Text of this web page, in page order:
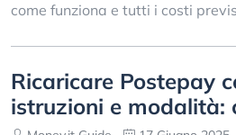
come funziona e tutti i costi
Ricaricare Postepay
istruzioni e modalità: